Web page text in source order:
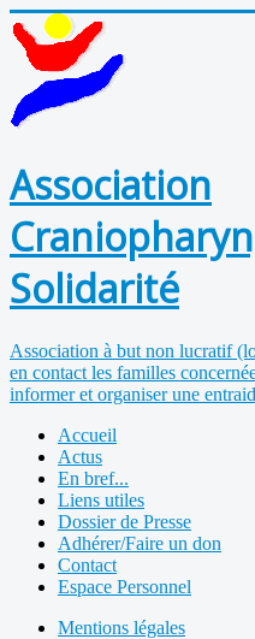
Association
Solidarité
Association à but non lucratif
en contact les familles
informer et organiser une
Accueil
Actus
En bref...
Liens utiles
Dossier de Presse
Adhérer/Faire un don
Contact
Espace Personnel
Mentions légales